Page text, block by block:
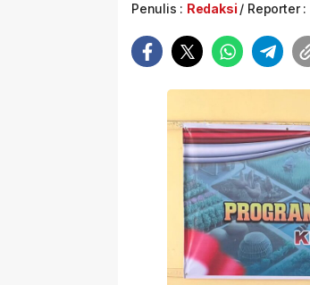
Penulis : Redaksi Reporter :